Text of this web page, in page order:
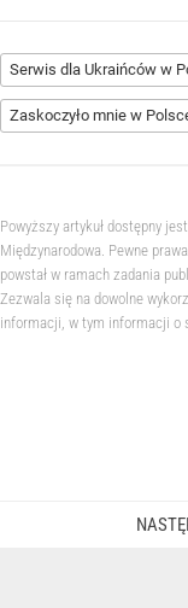
Serwis dla Ukraińców w
Zaskoczyło mnie w
Powyższy artykuł dostępny
Międzynarodowa. Pewne
powstał w ramach zadania
Zezwala się na dowolne
informacji, w tym informacji o